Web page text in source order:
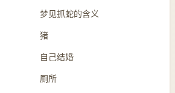
梦见抓蛇的含义
猪
自己结婚
厕所